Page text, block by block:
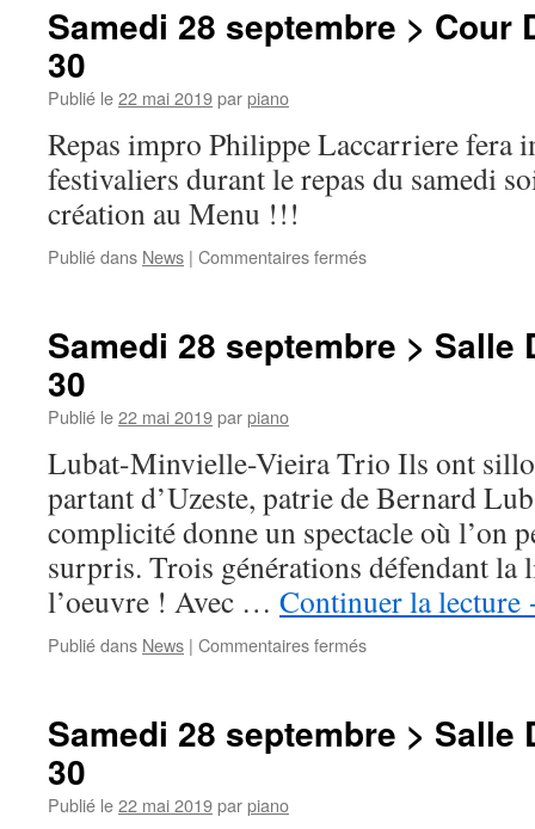
>
Samedi 28 septembre > Cour
30
Publié le22 mai 2019parpiano
Repas impro Philippe Laccarriere fera
festivaliers durant le repas du samedi
création au Menu !!!
Publié dans News | Commentaires ferméssur
>
30
Samedi 28 septembre > Salle
30
Publié le22 mai 2019parpiano
Lubat-Minvielle-Vieira Trio Ils ont
partant d’Uzeste, patrie de Bernard
complicité donne un spectacle où l’on
surpris. Trois générations défendant la
l’oeuvre ! Avec … Continuer la lecture
Publié dans News | Commentaires ferméssur
>
Samedi 28 septembre > Salle
30
Publié le22 mai 2019parpiano